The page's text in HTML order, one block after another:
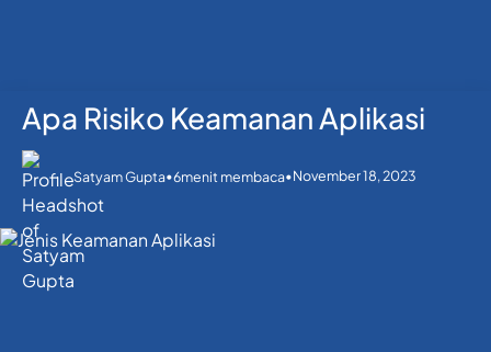
Rumah Blog
Lainnya
Apa Risiko Keamanan Aplikasi
Satyam Gupta•6menit membaca•November 18, 2023